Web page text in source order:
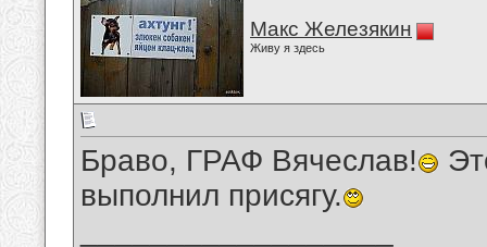
Макс Железякин
Живу я здесь
Браво, ГРАФ Вячеслав!
выполнил присягу.